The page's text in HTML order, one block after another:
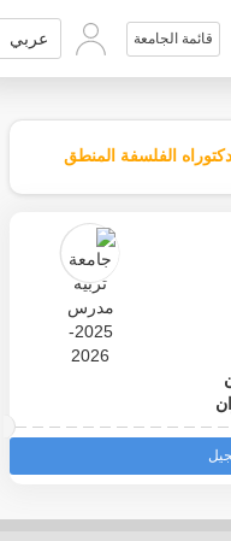
قائمة الجامعة عربي
الفلسفة المنطق